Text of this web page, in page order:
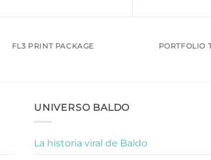
FL3 PRINT PACKAGE PORTFOLIO
UNIVERSO BALDO
La historia viral de Baldo